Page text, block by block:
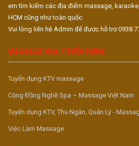
em tìm kiếm các địa điểm massage,
HCM cũng như toàn quốc.
Vui lòng liên hệ Admin để được hỗ trợ
MASSAGE VUA TUYỂN DỤNG
Tuyển dụng KTV massage
Cộng Đồng Nghề Spa – Massage Việt Nam
Tuyển dụng KTV, Thu Ngân, Quản Lý -
Việc Làm Massage